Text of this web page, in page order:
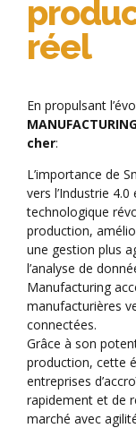
réel
En propulsant
cher:
L’importance de
vers l’Industrie
technologique
production,
une gestion plus
l’analyse de
Manufacturing
manufacturières
connectées.
Grâce à son
production, cette
entreprises
rapidement et de
marché avec